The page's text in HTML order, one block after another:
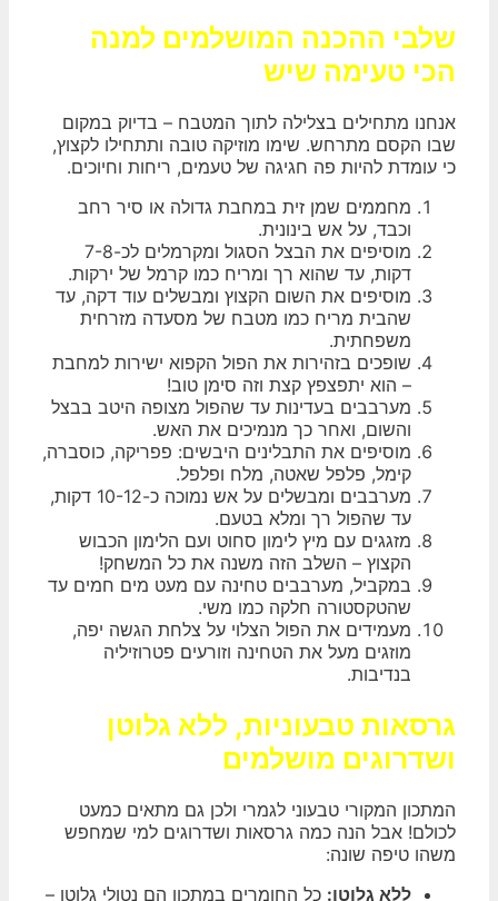
שלבי ההכנה המושלמים למנה
הכי טעימה שיש
אנחנו מתחילים בצלילה לתוך המטבח – בדיוק במקום
שבו הקסם מתרחש. שימו מוזיקה טובה ותתחילו לקצוץ,
כי עומדת להיות פה חגיגה של טעמים, ריחות וחיוכים.
מחממים שמן זית במחבת גדולה או סיר רחב
וכבד, על אש בינונית.
מוסיפים את הבצל הסגול ומקרמלים לכ-7-8
דקות, עד שהוא רך ומריח כמו קרמל של ירקות.
מוסיפים את השום הקצוץ ומבשלים עוד דקה, עד
שהבית מריח כמו מטבח של מסעדה מזרחית
משפחתית.
שופכים בזהירות את הפול הקפוא ישירות למחבת
– הוא יתפצפץ קצת וזה סימן טוב!
מערבבים בעדינות עד שהפול מצופה היטב בבצל
והשום, ואחר כך מנמיכים את האש.
מוסיפים את התבלינים היבשים: פפריקה, כוסברה,
קימל, פלפל שאטה, מלח ופלפל.
מערבבים ומבשלים על אש נמוכה כ-10-12 דקות,
עד שהפול רך ומלא בטעם.
מזגגים עם מיץ לימון סחוט ועם הלימון הכבוש
הקצוץ – השלב הזה משנה את כל המשחק!
במקביל, מערבבים טחינה עם מעט מים חמים עד
שהטקסטורה חלקה כמו משי.
מעמידים את הפול הצלוי על צלחת הגשה יפה,
מוזגים מעל את הטחינה וזורעים פטרוזיליה
בנדיבות.
גרסאות טבעוניות, ללא גלוטן
ושדרוגים מושלמים
המתכון המקורי טבעוני לגמרי ולכן גם מתאים כמעט
לכולם! אבל הנה כמה גרסאות ושדרוגים למי שמחפש
משהו טיפה שונה:
ללא גלוטן:כל החומרים במתכון הם נטולי גלוטן –